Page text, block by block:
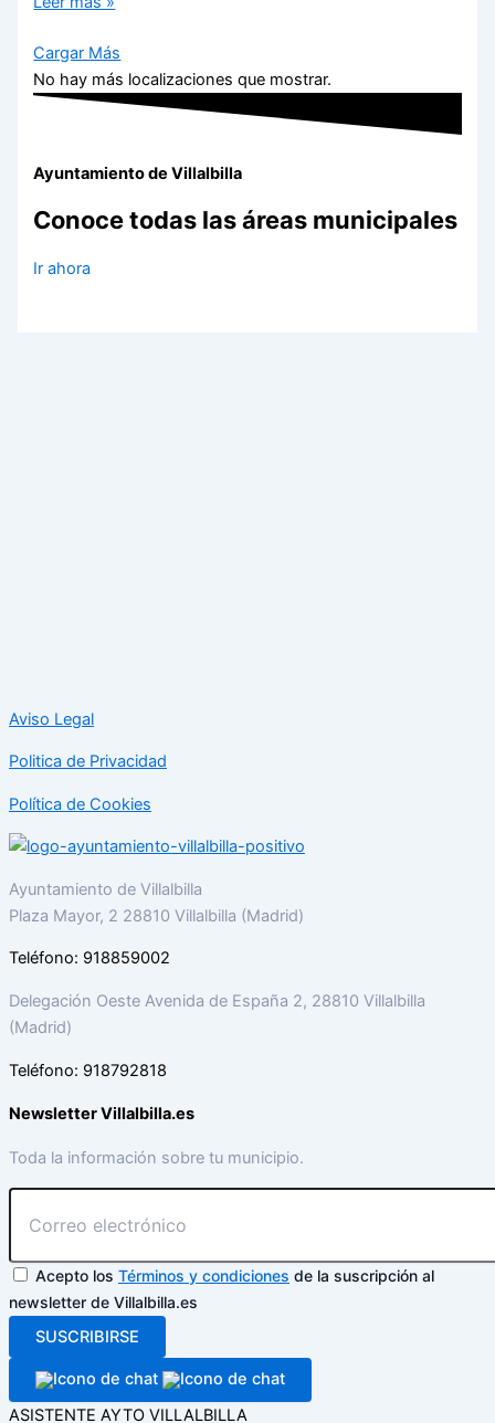
Cargar Más
No hay más localizaciones que mostrar.
Ayuntamiento de Villalbilla
Conoce todas las áreas municipales
Ir ahora
Aviso Legal
Politica de Privacidad
Política de Cookies
Ayuntamiento de Villalbilla
Plaza Mayor, 2 28810 Villalbilla (Madrid)
Teléfono: 918859002
Delegación Oeste Avenida de España 2, 28810 Villalbilla
(Madrid)
Teléfono: 918792818
Newsletter Villalbilla.es
Toda la información sobre tu municipio.
Acepto los Términos y condiciones de la suscripción al
newsletter de Villalbilla.es
SUSCRIBIRSE
ASISTENTE AYTO VILLALBILLA